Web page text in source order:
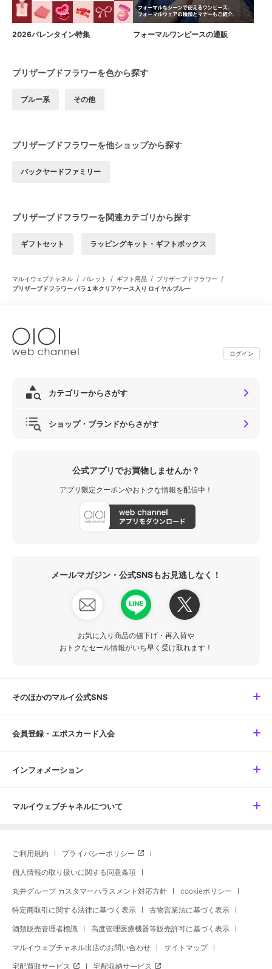
2026バレンタイン特集 フォーマルワンピースの通販
プリザーブドフラワーを色から探す
ブルー系 その他
プリザーブドフラワーを他ショップから探す
バックヤードファミリー
プリザーブドフラワーを関連カテゴリから探す
ギフトセット ラッピングキット・ギフトボックス
マルイウェブチャネル / パレット / ギフト用品 / プリザーブドフラワー /
プリザーブドフラワー バラ１本クリアケース入り ロイヤルブルー
ログイン
カテゴリーからさがす
ショップ・ブランドからさがす
公式アプリでお買物しませんか？
アプリ限定クーポンやおトクな情報を配信中！
メールマガジン・公式SNSもお見逃しなく！
お気に入り商品の値下げ・再入荷や
おトクなセール情報がいち早く受け取れます！
そのほかのマルイ公式SNS
会員登録・エポスカード入会
インフォメーション
マルイウェブチャネルについて
ご利用規約 プライバシーポリシー
個人情報の取り扱いに関する同意条項
丸井グループ カスタマーハラスメント対応方針 cookieポリシー
特定商取引に関する法律に基づく表示 古物営業法に基づく表示
酒類販売管理者標識 高度管理医療機器等販売許可に基づく表示
マルイウェブチャネル出店のお問い合わせ サイトマップ
宅配買取サービス 宅配収納サービス